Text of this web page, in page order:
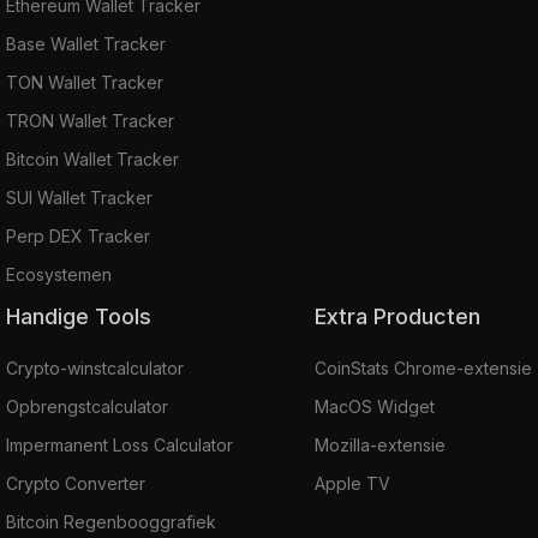
Ethereum Wallet Tracker
Base Wallet Tracker
TON Wallet Tracker
TRON Wallet Tracker
Bitcoin Wallet Tracker
SUI Wallet Tracker
Perp DEX Tracker
Ecosystemen
Handige Tools
Crypto-winstcalculator
Opbrengstcalculator
Impermanent Loss Calculator
Crypto Converter
Bitcoin Regenbooggrafiek
Extra Producten
CoinStats Chrome-extensie
MacOS Widget
Mozilla-extensie
Apple TV